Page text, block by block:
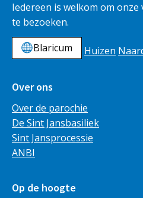
Iedereen is welkom om
te bezoeken.
Blaricum
Huizen
Over ons
Over de parochie
De Sint Jansbasiliek
Sint Jansprocessie
ANBI
Op de hoogte